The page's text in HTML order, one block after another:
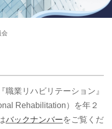
会
業リハビリテーション』
Rehabilitation）を年２
バックナンバーをご覧くだ